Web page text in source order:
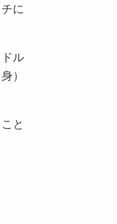
に
ル
）
と